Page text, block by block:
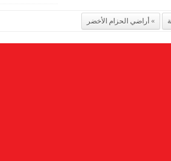
أراضي الحزام الأخضر